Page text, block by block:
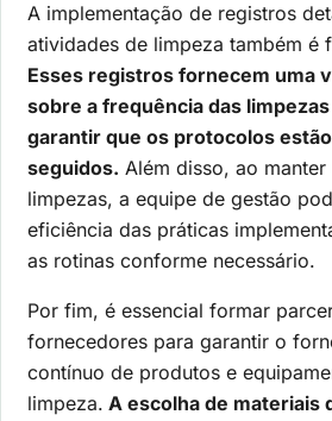
A implementação de registros
atividades de limpeza também é
Esses registros fornecem uma
sobre a frequência das
garantir que os protocolos
seguidos. Além disso, ao
limpezas, a equipe de gestão
eficiência das práticas
as rotinas conforme necessário.
Por fim, é essencial formar
fornecedores para garantir o
contínuo de produtos e
limpeza. A escolha de materiais